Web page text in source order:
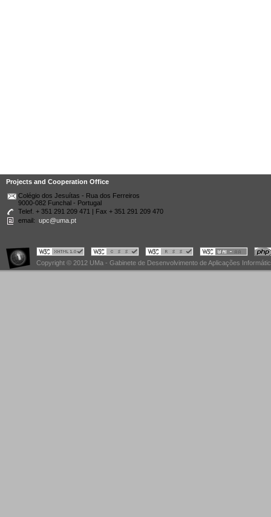
Projects and Cooperation Office
Colégio dos Jesuítas - Rua dos Ferreiros
9000-082 Funchal - Portugal
Telef. + 351 291 209 471 | Fax + 351 291 209 470
email: upc@uma.pt
Copyright © 2012 UMa - Gabinete de Desenvolvimento de Aplicações